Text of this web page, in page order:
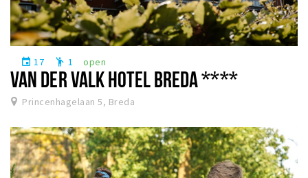
event 17 emoji_people 1 open
VAN DER VALK HOTEL BREDA ****
Princenhagelaan 5, Breda